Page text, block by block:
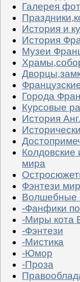
Галерея
История и
История
Музеи
Города
Курсовые
История
Колдовские
мира
Фэнтези
Волшебные
-Фанфики
-Миры кота
-Фэнтези
-Мистика
-Юмор
-Проза